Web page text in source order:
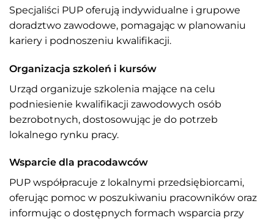
Specjaliści PUP oferują indywidualne i grupowe
doradztwo zawodowe, pomagając w planowaniu
kariery i podnoszeniu kwalifikacji.
Organizacja szkoleń i kursów
Urząd organizuje szkolenia mające na celu
podniesienie kwalifikacji zawodowych osób
bezrobotnych, dostosowując je do potrzeb
lokalnego rynku pracy.
Wsparcie dla pracodawców
PUP współpracuje z lokalnymi przedsiębiorcami,
oferując pomoc w poszukiwaniu pracowników oraz
informując o dostępnych formach wsparcia przy